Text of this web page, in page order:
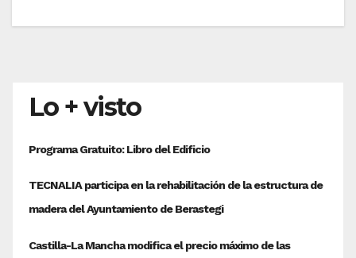
Lo + visto